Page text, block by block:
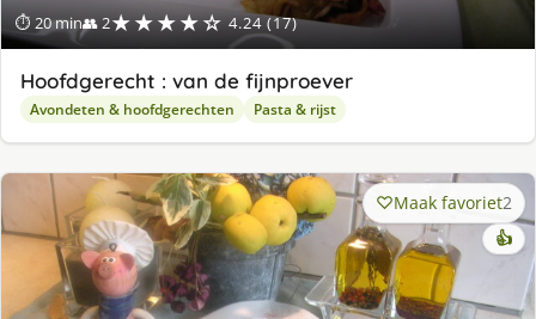
⏱ 20 min👥 2★★★★☆ 4.24 (17)
Hoofdgerecht : van de fijnproever
Avondeten & hoofdgerechten Pasta & rijst
Maak favoriet2
👍